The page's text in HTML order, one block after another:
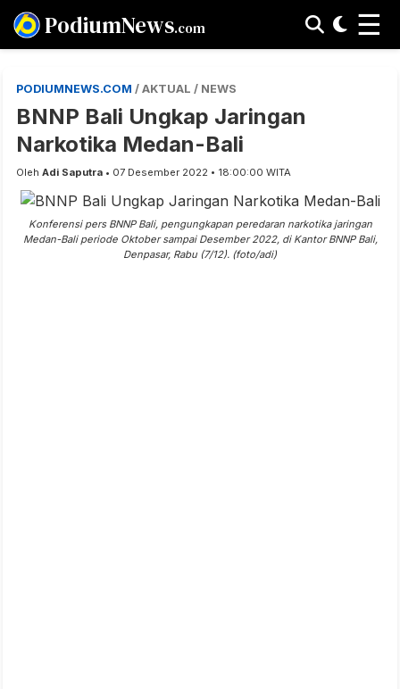
PodiumNews.com ☰
PODIUMNEWS.COM / AKTUAL / NEWS
BNNP Bali Ungkap Jaringan
Narkotika Medan-Bali
Oleh Adi Saputra • 07 Desember 2022 • 18:00:00 WITA
Konferensi pers BNNP Bali, pengungkapan peredaran narkotika jaringan
Medan-Bali periode Oktober sampai Desember 2022, di Kantor BNNP Bali,
Denpasar, Rabu (7/12). (foto/adi)